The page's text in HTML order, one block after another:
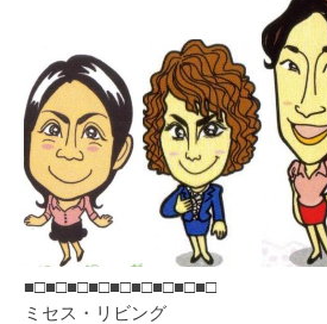
■□■□■□■□■□■□■□■□■□
ミセス・リビング